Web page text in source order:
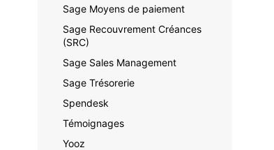
Sage Moyens de paiement
Sage Recouvrement Créances
(SRC)
Sage Sales Management
Sage Trésorerie
Spendesk
Témoignages
Yooz